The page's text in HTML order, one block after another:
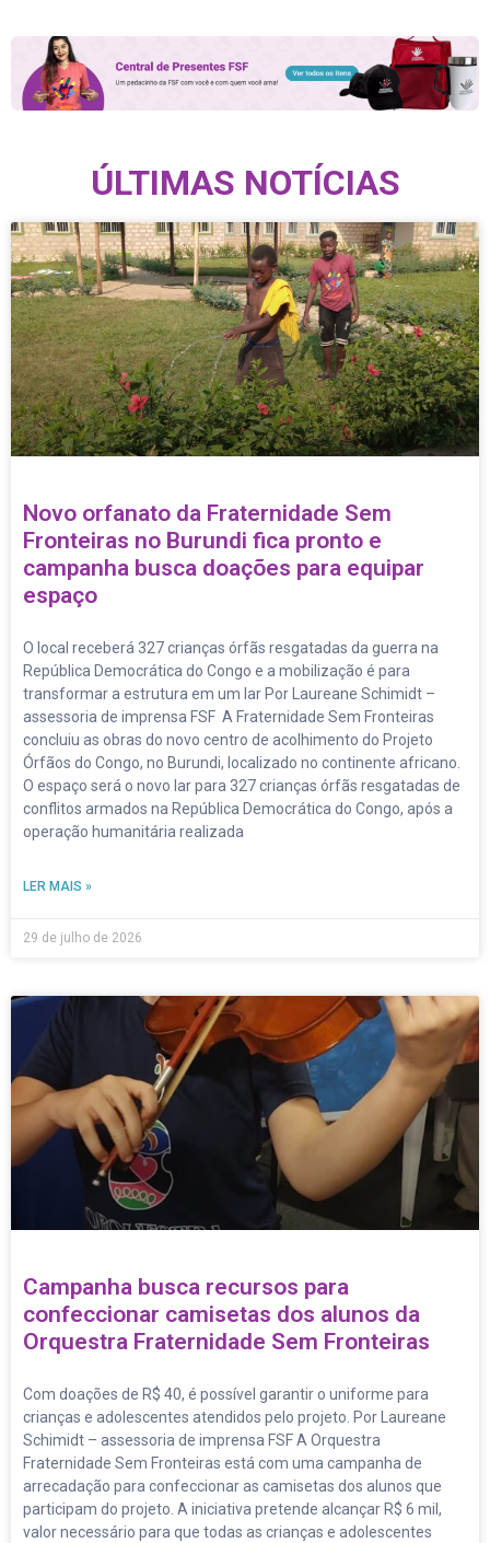
ÚLTIMAS NOTÍCIAS
Novo orfanato da Fraternidade Sem
Fronteiras no Burundi fica pronto e
campanha busca doações para equipar
espaço
O local receberá 327 crianças órfãs resgatadas da guerra na
República Democrática do Congo e a mobilização é para
transformar a estrutura em um lar Por Laureane Schimidt –
assessoria de imprensa FSF A Fraternidade Sem Fronteiras
concluiu as obras do novo centro de acolhimento do Projeto
Órfãos do Congo, no Burundi, localizado no continente africano.
O espaço será o novo lar para 327 crianças órfãs resgatadas de
conflitos armados na República Democrática do Congo, após a
operação humanitária realizada
LER MAIS »
29 de julho de 2026
Campanha busca recursos para
confeccionar camisetas dos alunos da
Orquestra Fraternidade Sem Fronteiras
Com doações de R$ 40, é possível garantir o uniforme para
crianças e adolescentes atendidos pelo projeto. Por Laureane
Schimidt – assessoria de imprensa FSF A Orquestra
Fraternidade Sem Fronteiras está com uma campanha de
arrecadação para confeccionar as camisetas dos alunos que
participam do projeto. A iniciativa pretende alcançar R$ 6 mil,
valor necessário para que todas as crianças e adolescentes